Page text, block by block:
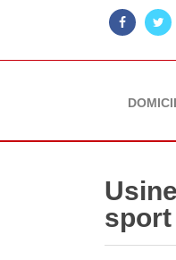
sport